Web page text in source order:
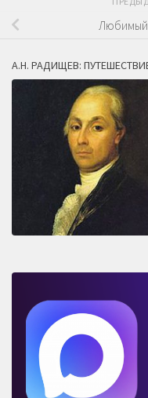
Любимый
А.Н. РАДИЩЕВ: